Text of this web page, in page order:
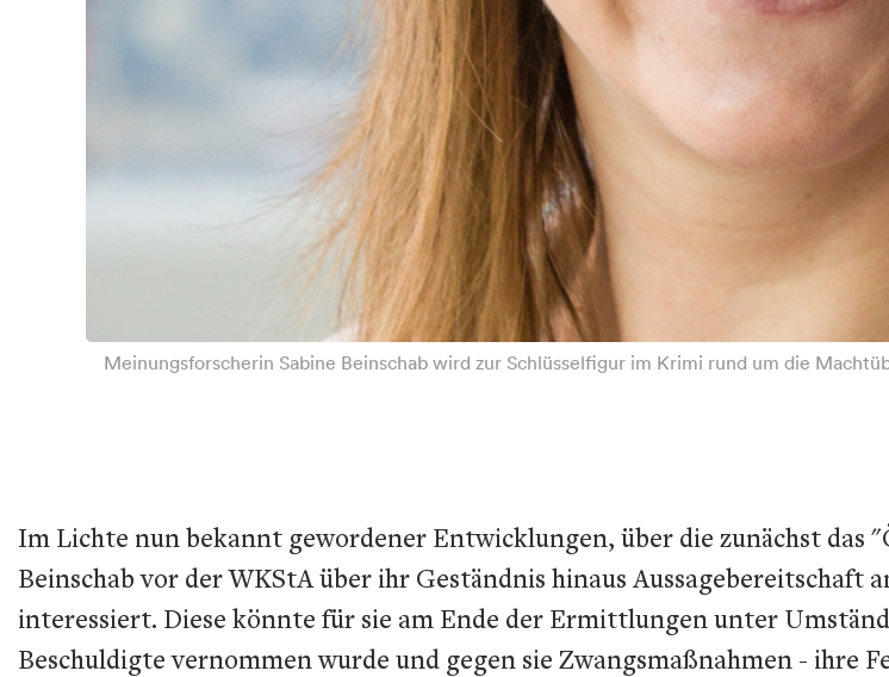
Meinungsforscherin Sabine Beinschab wird zur Schlüsselfigur im Krimi rund um die
Im Lichte nun bekannt gewordener Entwicklungen, über die zunächst
Beinschab vor der WKStA über ihr Geständnis hinaus Aussagebereitschaft
interessiert. Diese könnte für sie am Ende der Ermittlungen unter
Beschuldigte vernommen wurde und gegen sie Zwangsmaßnahmen - ihre